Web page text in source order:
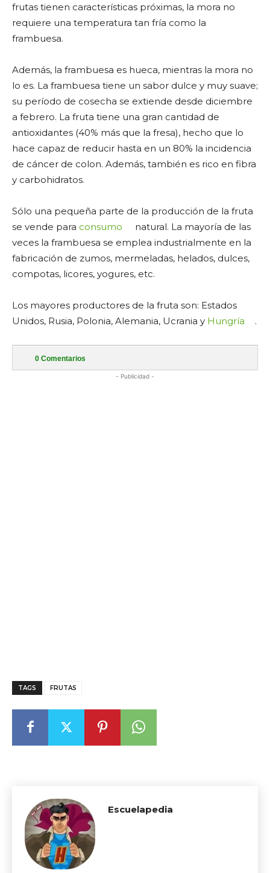
frutas tienen características próximas, la mora no
requiere una temperatura tan fría como la
frambuesa.
Además, la frambuesa es hueca, mientras la mora no
lo es. La frambuesa tiene un sabor dulce y muy suave;
su período de cosecha se extiende desde diciembre
a febrero. La fruta tiene una gran cantidad de
antioxidantes (40% más que la fresa), hecho que lo
hace capaz de reducir hasta en un 80% la incidencia
de cáncer de colon. Además, también es rico en fibra
y carbohidratos.
Sólo una pequeña parte de la producción de la fruta
se vende para consumo
natural. La mayoría de las
veces la frambuesa se emplea industrialmente en la
fabricación de zumos, mermeladas, helados, dulces,
compotas, licores, yogures, etc.
Los mayores productores de la fruta son: Estados
Unidos, Rusia, Polonia, Alemania, Ucrania y Hungría .
0 Comentarios
- Publicidad -
TAGS FRUTAS
Escuelapedia